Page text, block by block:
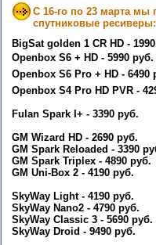
С 16-го по 23 марта мы
спутниковые ресиверы:
BigSat golden 1 CR HD -
Openbox S6 + HD - 5990 руб.
Openbox S6 Pro + HD - 6490
Openbox S4 Pro HD PVR -
Fulan Spark I+ - 3390 руб.
GM Wizard HD - 2690 руб.
GM Spark Reloaded - 3390
GM Spark Triplex - 4890
GM Uni-Box 2 - 4190 руб.
SkyWay Light - 4190 руб.
SkyWay Nano2 - 4790 руб.
SkyWay Classic 3 - 5690 руб.
SkyWay Droid - 9490 руб.